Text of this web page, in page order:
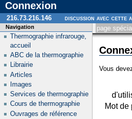
Connexion
page
Vous
Mot de
Navigation
Thermographie infrarouge,
accueil
ABC de la thermographie
Librairie
Articles
Images
Services de thermographie
Cours de thermographie
Ouvrages de référence
216.73.216.146 discussion avec cette